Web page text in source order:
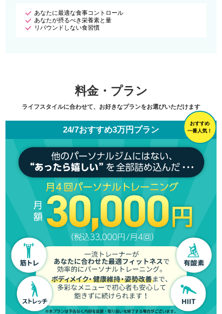
あなたに最適な食事コントロール
あなたが摂るべき栄養素と量
リバウンドしない食習慣
料金・プラン
ライフスタイルに合わせて、お好きなプランをお選びいただけます
24/7おすすめ3万円プラン
おすすめ
一番人気！